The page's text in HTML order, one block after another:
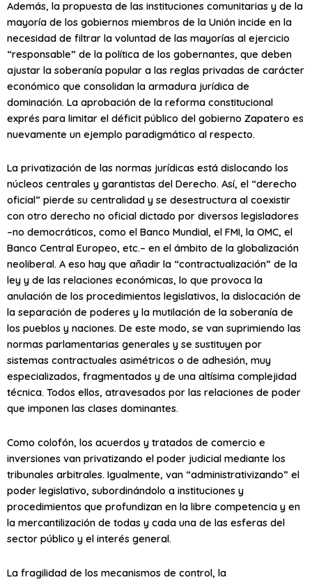
Además, la propuesta de las instituciones comunitarias y de la
mayoría de los gobiernos miembros de la Unión incide en la
necesidad de filtrar la voluntad de las mayorías al ejercicio
“responsable” de la política de los gobernantes, que deben
ajustar la soberanía popular a las reglas privadas de carácter
económico que consolidan la armadura jurídica de
dominación. La aprobación de la reforma constitucional
exprés para limitar el déficit público del gobierno Zapatero es
nuevamente un ejemplo paradigmático al respecto.
La privatización de las normas jurídicas está dislocando los
núcleos centrales y garantistas del Derecho. Así, el “derecho
oficial” pierde su centralidad y se desestructura al coexistir
con otro derecho no oficial dictado por diversos legisladores
–no democráticos, como el Banco Mundial, el FMI, la OMC, el
Banco Central Europeo, etc.– en el ámbito de la globalización
neoliberal. A eso hay que añadir la “contractualización” de la
ley y de las relaciones económicas, lo que provoca la
anulación de los procedimientos legislativos, la dislocación de
la separación de poderes y la mutilación de la soberanía de
los pueblos y naciones. De este modo, se van suprimiendo las
normas parlamentarias generales y se sustituyen por
sistemas contractuales asimétricos o de adhesión, muy
especializados, fragmentados y de una altísima complejidad
técnica. Todos ellos, atravesados por las relaciones de poder
que imponen las clases dominantes.
Como colofón, los acuerdos y tratados de comercio e
inversiones van privatizando el poder judicial mediante los
tribunales arbitrales. Igualmente, van “administrativizando” el
poder legislativo, subordinándolo a instituciones y
procedimientos que profundizan en la libre competencia y en
la mercantilización de todas y cada una de las esferas del
sector público y el interés general.
La fragilidad de los mecanismos de control, la